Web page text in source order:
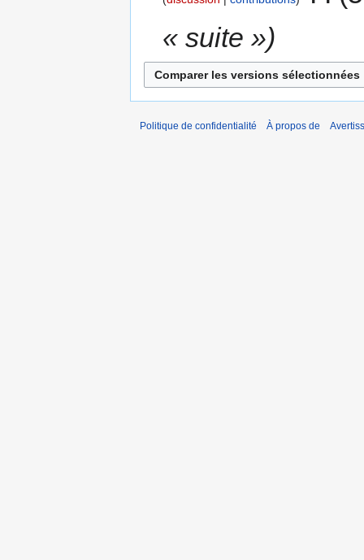
« suite »
Politique de confidentialité À propos de